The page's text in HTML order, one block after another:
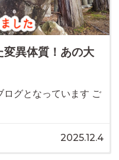
変異体質！あの大
ログとなっています ご
2025.12.4